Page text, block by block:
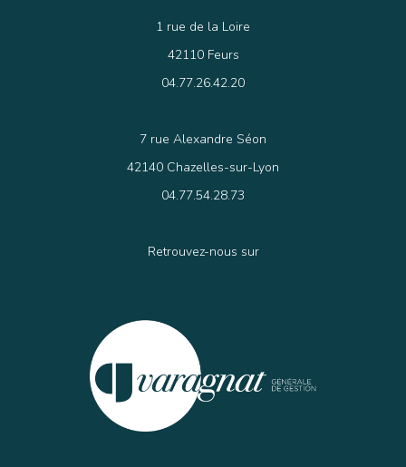
1 rue de la Loire
42110 Feurs
04.77.26.42.20
7 rue Alexandre Séon
42140 Chazelles-sur-Lyon
04.77.54.28.73
Retrouvez-nous sur